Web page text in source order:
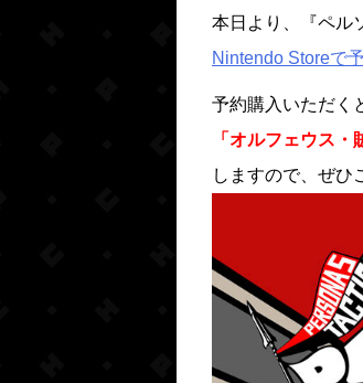
本日より、『ペル
Nintendo Storeで
予約購入いただく
「オルフェウス
しますので、ぜひ